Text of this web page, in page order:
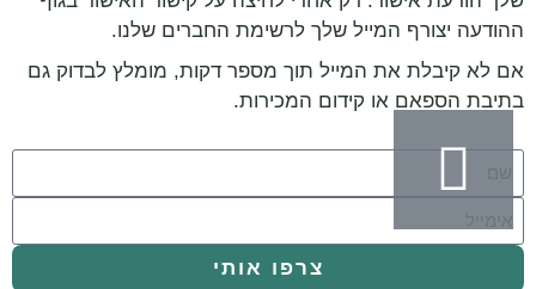
ההודעה יצורף המייל שלך לרשימת החברים שלנו.
אם לא קיבלת את המייל תוך מספר דקות, מומלץ לבדוק גם
בתיבת הספאם או קידום המכירות.
צרפו אותי